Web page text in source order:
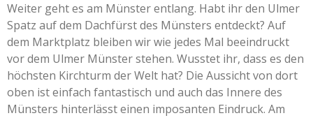
Weiter geht es am Münster entlang. Habt ihr den Ulmer
Spatz auf dem Dachfürst des Münsters entdeckt? Auf
dem Marktplatz bleiben wir wie jedes Mal beeindruckt
vor dem Ulmer Münster stehen. Wusstet ihr, dass es den
höchsten Kirchturm der Welt hat? Die Aussicht von dort
oben ist einfach fantastisch und auch das Innere des
Münsters hinterlässt einen imposanten Eindruck. Am